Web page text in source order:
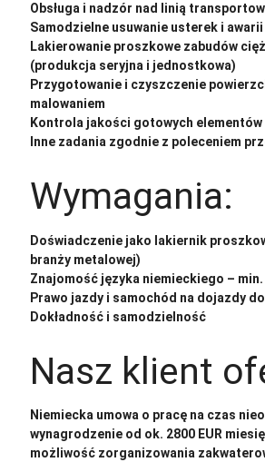
Obsługa i nadzór nad linią
Samodzielne usuwanie usterek i awarii
Lakierowanie proszkowe zabudów
(produkcja seryjna i jednostkowa)
Przygotowanie i czyszczenie
malowaniem
Kontrola jakości gotowych elementów
Inne zadania zgodnie z poleceniem
Wymagania:
Doświadczenie jako lakiernik
branży metalowej)
Znajomość języka niemieckiego – min.
Prawo jazdy i samochód na dojazdy
Dokładność i samodzielność
Nasz klient
Niemiecka umowa o pracę na czas
wynagrodzenie od ok. 2800 EUR
możliwość zorganizowania